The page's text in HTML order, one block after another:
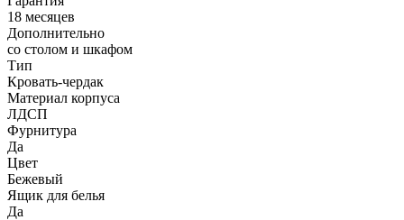
18 месяцев
Дополнительно
со столом и шкафом
Тип
Кровать-чердак
Материал корпуса
ЛДСП
Фурнитура
Да
Цвет
Бежевый
Ящик для белья
Да